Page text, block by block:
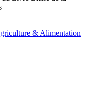
& Alimentation